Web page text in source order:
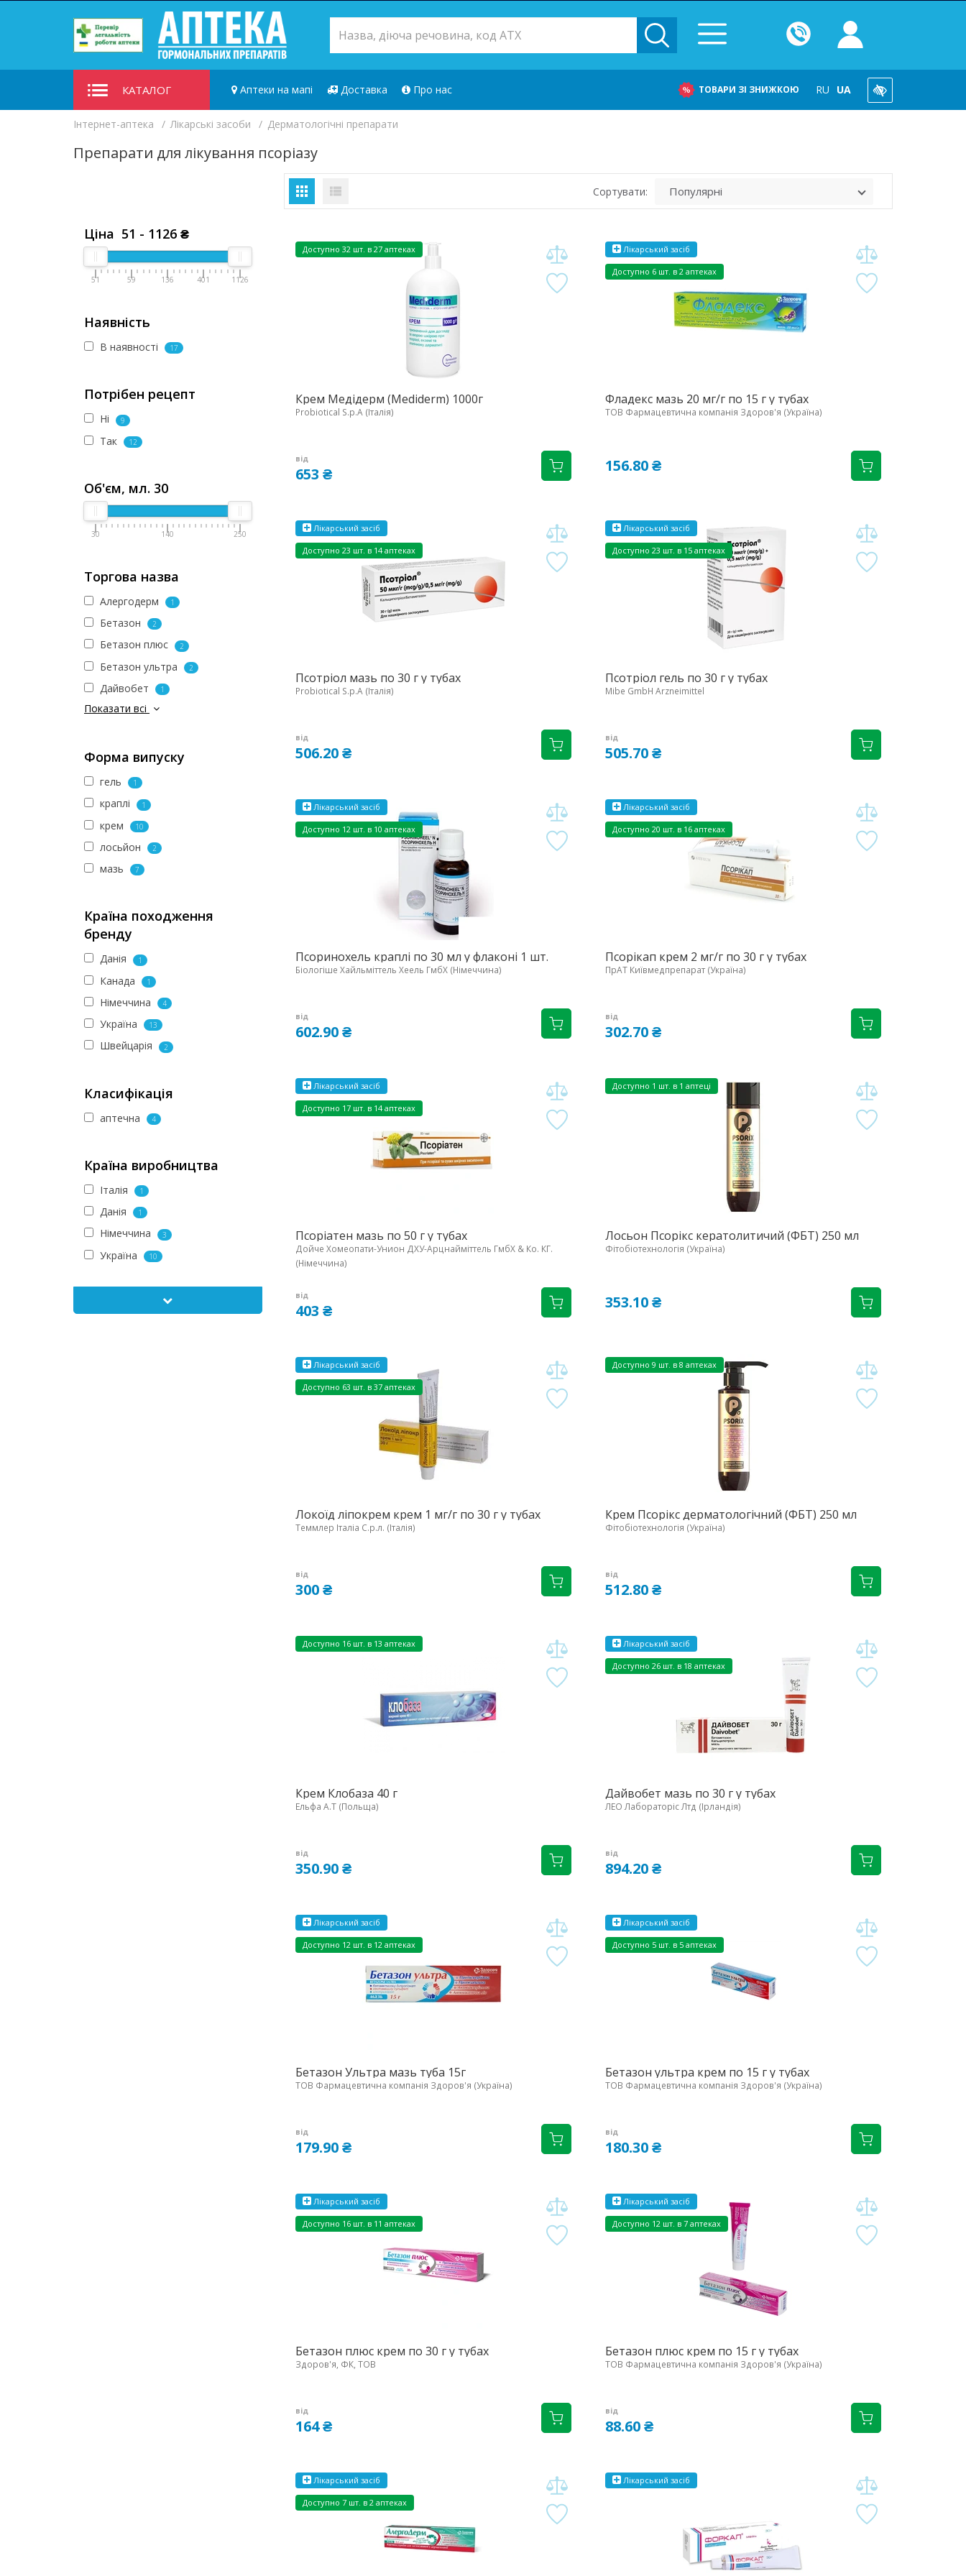
КАТАЛОГ Аптеки на мапі Доставка Про нас ТОВАРИ ЗІ ЗНИЖКОЮ RU UA
Iнтернет-аптека Лікарські засоби Дерматологічні препарати
Препарати для лікування псоріазу
Ціна 51 - 1126 ₴
51 59 136 401 1126
Наявність
В наявності 17
Потрібен рецепт
Ні 9
Так 12
Об'єм, мл. 30
30 140 250
Торгова назва
Алергодерм 1
Бетазон 2
Бетазон плюс 2
Бетазон ультра 2
Дайвобет 1
Показати всі
Форма випуску
гель 1
краплі 1
крем 10
лосьйон 2
мазь 7
Країна походження
бренду
Данія 1
Канада 1
Німеччина 4
Україна 13
Швейцарія 2
Класифікація
аптечна 4
Країна виробництва
Італія 1
Данія 1
Німеччина 3
Україна 10
Сортувати:
Доступно 32 шт. в 27 аптеках
Крем Медідерм (Mediderm) 1000г
Probiotical S.p.A (Італія)
від
653 ₴
Лікарський засіб
Доступно 6 шт. в 2 аптеках
Фладекс мазь 20 мг/г по 15 г у тубах
ТОВ Фармацевтична компанія Здоров'я (Україна)
156.80 ₴
Лікарський засіб
Доступно 23 шт. в 14 аптеках
Псотріол мазь по 30 г у тубах
Probiotical S.p.A (Італія)
від
506.20 ₴
Лікарський засіб
Доступно 23 шт. в 15 аптеках
Псотріол гель по 30 г у тубах
Mibe GmbH Arzneimittel
від
505.70 ₴
Лікарський засіб
Доступно 12 шт. в 10 аптеках
Псоринохель краплі по 30 мл у флаконі 1 шт.
Біологіше Хайльміттель Хеель ГмбХ (Німеччина)
від
602.90 ₴
Лікарський засіб
Доступно 20 шт. в 16 аптеках
Псорікап крем 2 мг/г по 30 г у тубах
ПрАТ Київмедпрепарат (Україна)
від
302.70 ₴
Лікарський засіб
Доступно 17 шт. в 14 аптеках
Псоріатен мазь по 50 г у тубах
Дойче Хомеопати-Унион ДХУ-Арцнайміттель ГмбХ & Ко. КГ.
(Німеччина)
від
403 ₴
Доступно 1 шт. в 1 аптеці
Лосьон Псорікс кератолитичий (ФБТ) 250 мл
Фітобіотехнологія (Україна)
353.10 ₴
Лікарський засіб
Доступно 63 шт. в 37 аптеках
Локоїд ліпокрем крем 1 мг/г по 30 г у тубах
Теммлер Італіа С.р.л. (Італія)
від
300 ₴
Доступно 9 шт. в 8 аптеках
Крем Псорікс дерматологічний (ФБТ) 250 мл
Фітобіотехнологія (Україна)
від
512.80 ₴
Доступно 16 шт. в 13 аптеках
Крем Клобаза 40 г
Ельфа А.Т (Польща)
від
350.90 ₴
Лікарський засіб
Доступно 26 шт. в 18 аптеках
Дайвобет мазь по 30 г у тубах
ЛЕО Лабораторіс Лтд (Ірландія)
від
894.20 ₴
Лікарський засіб
Доступно 12 шт. в 12 аптеках
Бетазон Ультра мазь туба 15г
ТОВ Фармацевтична компанія Здоров'я (Україна)
від
179.90 ₴
Лікарський засіб
Доступно 5 шт. в 5 аптеках
Бетазон ультра крем по 15 г у тубах
ТОВ Фармацевтична компанія Здоров'я (Україна)
від
180.30 ₴
Лікарський засіб
Доступно 16 шт. в 11 аптеках
Бетазон плюс крем по 30 г у тубах
Здоров'я, ФК, ТОВ
від
164 ₴
Лікарський засіб
Доступно 12 шт. в 7 аптеках
Бетазон плюс крем по 15 г у тубах
ТОВ Фармацевтична компанія Здоров'я (Україна)
від
88.60 ₴
Лікарський засіб
Доступно 7 шт. в 2 аптеках
Лікарський засіб